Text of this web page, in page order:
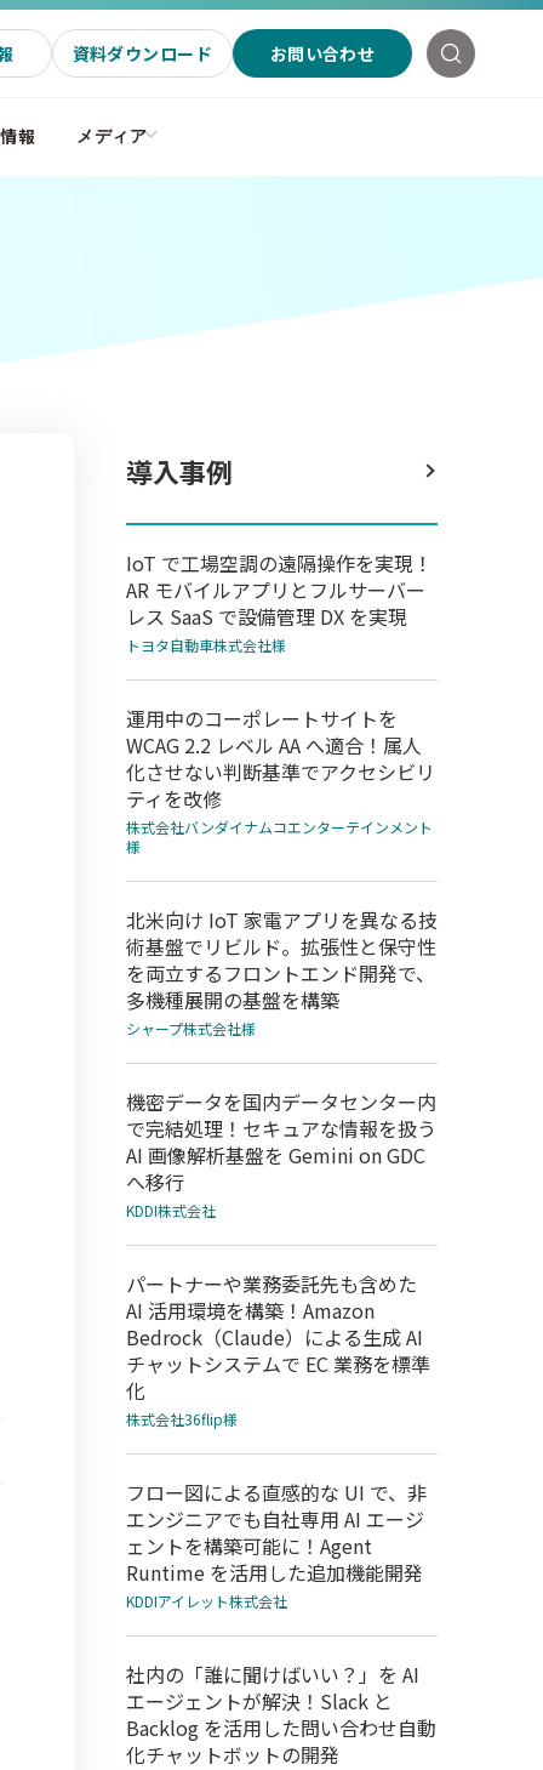
資料ダウンロード お問い合わせ
報 メディア
導入事例
IoT で工場空調の遠隔操作を実現！
AR モバイルアプリとフルサーバー
レス SaaS で設備管理 DX を実現
トヨタ自動車株式会社様
運用中のコーポレートサイトを
WCAG 2.2 レベル AA へ適合！属人
化させない判断基準でアクセシビリ
ティを改修
株式会社バンダイナムコエンターテインメント
様
北米向け IoT 家電アプリを異なる技
術基盤でリビルド。拡張性と保守性
を両立するフロントエンド開発で、
多機種展開の基盤を構築
シャープ株式会社様
機密データを国内データセンター内
で完結処理！セキュアな情報を扱う
AI 画像解析基盤を Gemini on GDC
へ移行
KDDI株式会社
パートナーや業務委託先も含めた
AI 活用環境を構築！Amazon
Bedrock（Claude）による生成 AI
チャットシステムで EC 業務を標準
化
株式会社36flip様
フロー図による直感的な UI で、非
エンジニアでも自社専用 AI エージ
ェントを構築可能に！Agent
Runtime を活用した追加機能開発
KDDIアイレット株式会社
社内の「誰に聞けばいい？」を AI
エージェントが解決！Slack と
Backlog を活用した問い合わせ自動
化チャットボットの開発